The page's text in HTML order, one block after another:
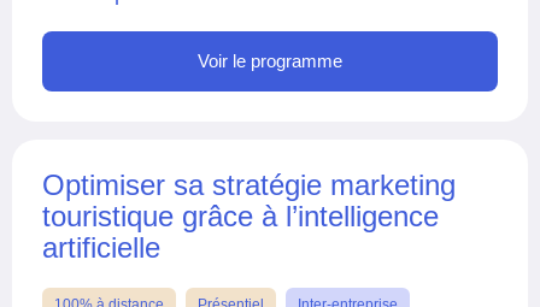
Voir le programme
Optimiser sa stratégie marketing
touristique grâce à l’intelligence
artificielle